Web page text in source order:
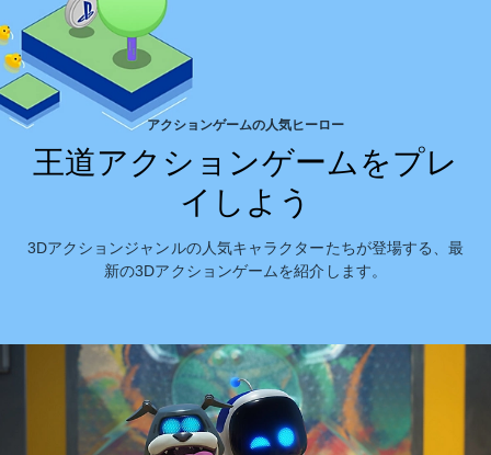
アクションゲームの人気ヒーロー
王道アクションゲームをプレ
イしよう
3Dアクションジャンルの人気キャラクターたちが登場する、最
新の3Dアクションゲームを紹介します。